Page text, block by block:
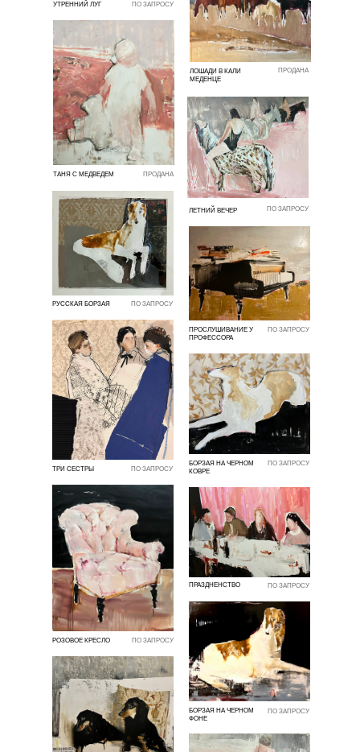
ПО ЗАПРОСУ
ПО ЗАПРОСУ
ПО ЗАПРОСУ
РОЗОВОЕ КРЕСЛО
ТРИ СЕСТРЫ
ТАНЯ С МЕДВЕДЕМ ПРОДАНА
УТРЕННИЙ ЛУГ
БОРЗАЯ НА ЧЕРНОМ
ФОНЕ
ПО ЗАПРОСУ
ПРАЗДНЕНСТВО
ПРОСЛУШИВАНИЕ У
ПРОФЕССОРА
БОРЗАЯ НА ЧЕРНОМ
КОВРЕ
ПО ЗАПРОСУ
ПО ЗАПРОСУ
ЛЕТНИЙ ВЕЧЕР
РУССКАЯ БОРЗАЯ
ПО ЗАПРОСУ
ПО ЗАПРОСУ
ЛОШАДИ В КАЛИ
МЕДЕНЦЕ
ПРОДАНА
ПО ЗАПРОСУ